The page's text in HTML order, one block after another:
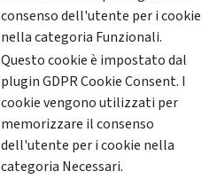
consenso dell'utente per i cookie
nella categoria Funzionali.
Questo cookie è impostato dal
plugin GDPR Cookie Consent. I
cookie vengono utilizzati per
memorizzare il consenso
dell'utente per i cookie nella
categoria Necessari.